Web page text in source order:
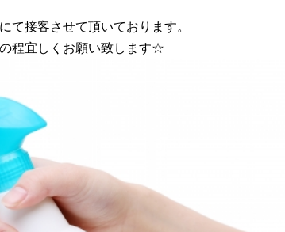
て接客させて頂いております。
程宜しくお願い致します☆